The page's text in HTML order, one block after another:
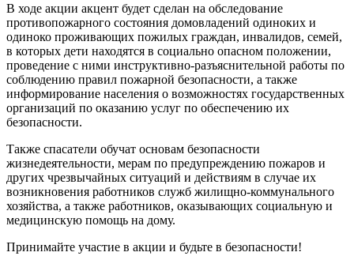
В ходе акции акцент будет сделан на обследование
противопожарного состояния домовладений одиноких и
одиноко проживающих пожилых граждан, инвалидов, семей,
в которых дети находятся в социально опасном положении,
проведение с ними инструктивно-разъяснительной работы по
соблюдению правил пожарной безопасности, а также
информирование населения о возможностях государственных
организаций по оказанию услуг по обеспечению их
безопасности.
Также спасатели обучат основам безопасности
жизнедеятельности, мерам по предупреждению пожаров и
других чрезвычайных ситуаций и действиям в случае их
возникновения работников служб жилищно-коммунального
хозяйства, а также работников, оказывающих социальную и
медицинскую помощь на дому.
Принимайте участие в акции и будьте в безопасности!